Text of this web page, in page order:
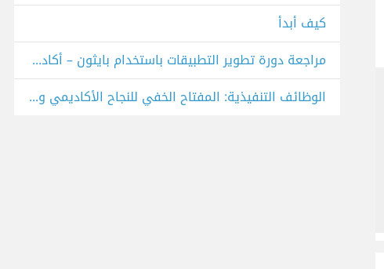
كيف أبدأ
مراجعة دورة تطوير التطبيقات باستخدام بايثون – أكاديمية حسوب
الوظائف التنفيذية: المفتاح الخفي للنجاح الأكاديمي والسلوكي